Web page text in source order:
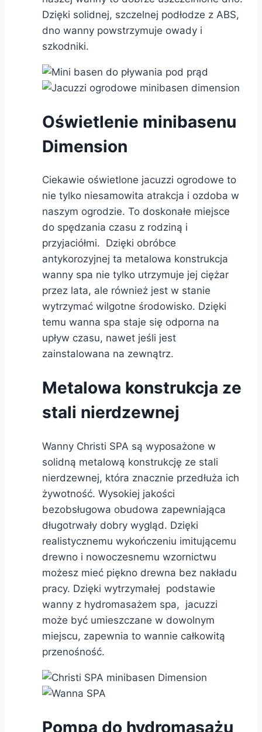
Dzięki solidnej, szczelnej podłodze z ABS,
dno wanny powstrzymuje owady i
szkodniki.
Oświetlenie minibasenu
Dimension
Ciekawie oświetlone jacuzzi ogrodowe to
nie tylko niesamowita atrakcja i ozdoba w
naszym ogrodzie. To doskonałe miejsce
do spędzania czasu z rodziną i
przyjaciółmi. Dzięki obróbce
antykorozyjnej ta metalowa konstrukcja
wanny spa nie tylko utrzymuje jej ciężar
przez lata, ale również jest w stanie
wytrzymać wilgotne środowisko. Dzięki
temu wanna spa staje się odporna na
upływ czasu, nawet jeśli jest
zainstalowana na zewnątrz.
Metalowa konstrukcja ze
stali nierdzewnej
Wanny Christi SPA są wyposażone w
solidną metalową konstrukcję ze stali
nierdzewnej, która znacznie przedłuża ich
żywotność. Wysokiej jakości
bezobsługowa obudowa zapewniająca
długotrwały dobry wygląd. Dzięki
realistycznemu wykończeniu imitującemu
drewno i nowoczesnemu wzornictwu
możesz mieć piękno drewna bez nakładu
pracy. Dzięki wytrzymałej podstawie
wanny z hydromasażem spa, jacuzzi
może być umieszczane w dowolnym
miejscu, zapewnia to wannie całkowitą
przenośność.
Pompa do hydromasażu